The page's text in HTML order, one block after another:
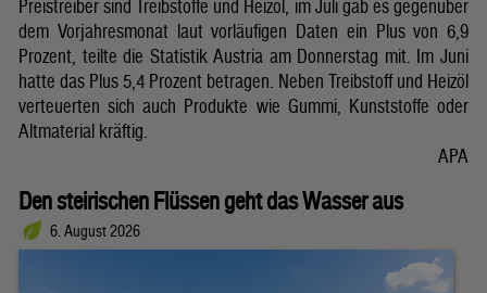
Preistreiber sind Treibstoffe und Heizöl, im Juli gab es gegenüber
dem Vorjahresmonat laut vorläufigen Daten ein Plus von 6,9
Prozent, teilte die Statistik Austria am Donnerstag mit. Im Juni
hatte das Plus 5,4 Prozent betragen. Neben Treibstoff und Heizöl
verteuerten sich auch Produkte wie Gummi, Kunststoffe oder
Altmaterial kräftig.
APA
Den steirischen Flüssen geht das Wasser aus
6. August 2026